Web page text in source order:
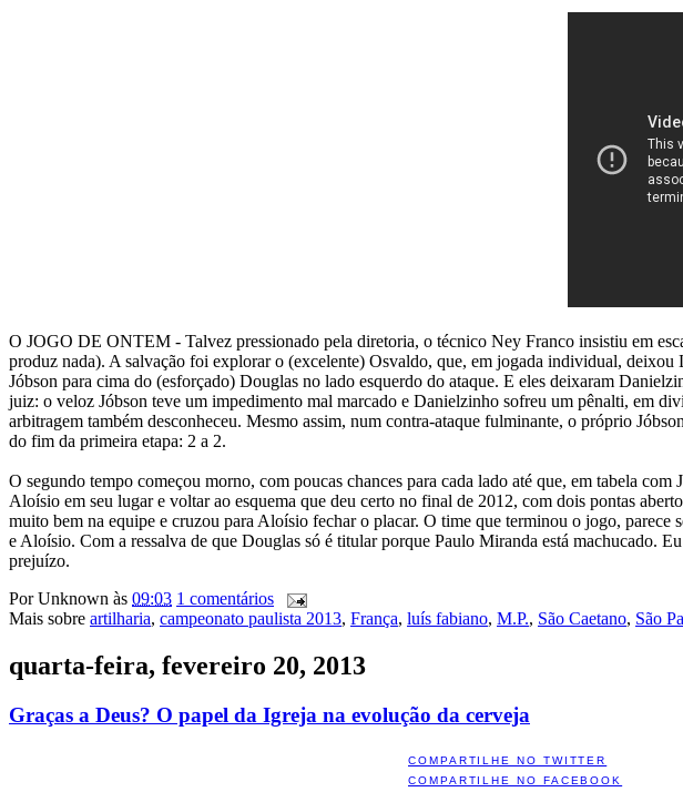
O JOGO DE ONTEM - Talvez pressionado pela diretoria, o técnico Ney Franco insistiu em
produz nada). A salvação foi explorar o (excelente) Osvaldo, que, em jogada individual,
Jóbson para cima do (esforçado) Douglas no lado esquerdo do ataque. E eles deixaram
juiz: o veloz Jóbson teve um impedimento mal marcado e Danielzinho sofreu um pênalti, em
arbitragem também desconheceu. Mesmo assim, num contra-ataque fulminante, o próprio
do fim da primeira etapa: 2 a 2.
O segundo tempo começou morno, com poucas chances para cada lado até que, em tabela
Aloísio em seu lugar e voltar ao esquema que deu certo no final de 2012, com dois pontas
muito bem na equipe e cruzou para Aloísio fechar o placar. O time que terminou o jogo,
e Aloísio. Com a ressalva de que Douglas só é titular porque Paulo Miranda está machucado.
prejuízo.
PorUnknown às 09:03 1 comentários
Mais sobre artilharia, campeonato paulista 2013, França, luís fabiano, M.P., São Caetano, São
quarta-feira, fevereiro 20, 2013
Graças a Deus? O papel da Igreja na evolução da cerveja
COMPARTILHE NO TWITTER
COMPARTILHE NO FACEBOOK